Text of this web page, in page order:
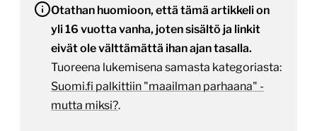
Otathan huomioon, että tämä artikkeli on
yli 16 vuotta vanha, joten sisältö ja linkit
eivät ole välttämättä ihan ajan tasalla.
Tuoreena lukemisena samasta kategoriasta:
Suomi.fi palkittiin "maailman parhaana" -
mutta miksi?.